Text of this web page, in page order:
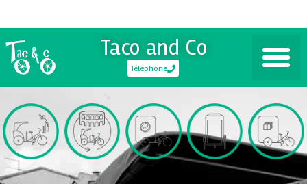
Taco and Co
Téléphone